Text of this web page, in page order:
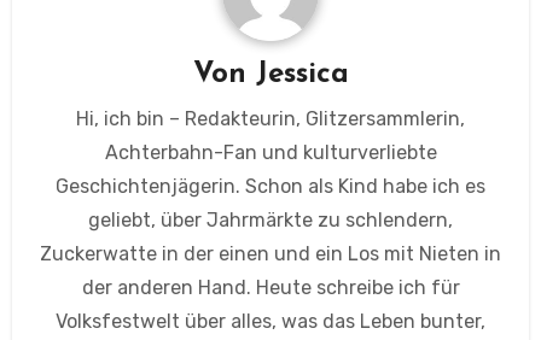
Von Jessica
Hi, ich bin – Redakteurin, Glitzersammlerin,
Achterbahn-Fan und kulturverliebte
Geschichtenjägerin. Schon als Kind habe ich es
geliebt, über Jahrmärkte zu schlendern,
Zuckerwatte in der einen und ein Los mit Nieten in
der anderen Hand. Heute schreibe ich für
Volksfestwelt über alles, was das Leben bunter,